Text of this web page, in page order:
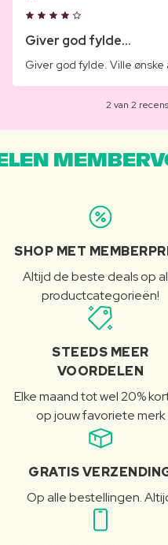
Giver god fylde...
Giver god fylde. Ville
2 van 2
SHOP MET
Altijd de beste deals op
productcategorieën!
STEEDS MEER
VOORDELEN
Elke maand tot wel 20%
op jouw favoriete merk
GRATIS
Op alle bestellingen.